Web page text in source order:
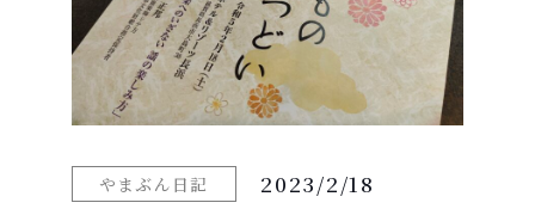
やまぶん日記 2023/2/18